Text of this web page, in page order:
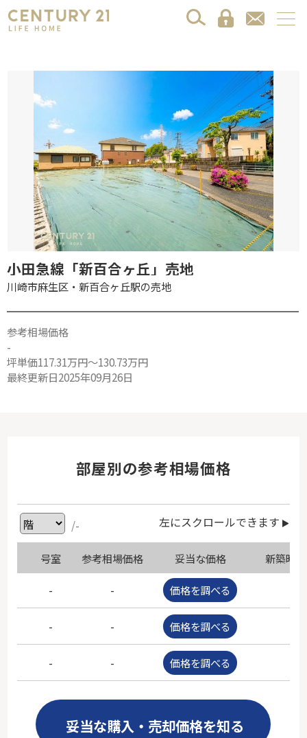
小田急線「新百合ヶ丘」売地
川崎市麻生区・新百合ヶ丘駅の売地
参考相場価格
-
坪単価117.31万円～130.73万円
最終更新日2025年09月26日
部屋別の参考相場価格
/- 左にスクロールできます
号室 参考相場価格 妥当な価格 新築時
- - 価格を調べる
- - 価格を調べる
- - 価格を調べる
妥当な購入・売却価格を知る